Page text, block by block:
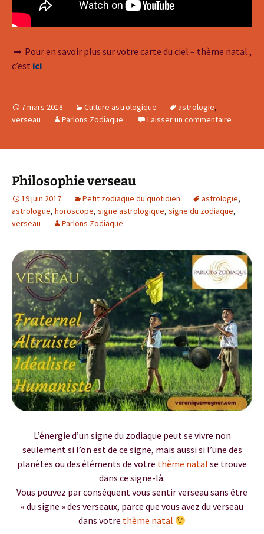
➡ Pour en savoir plus sur votre carte du ciel – thème natal ,
c’est ici
7 mars 2018 Culture astrologique astrologie,
verseau
Parlons Zodiaque Laisser un commentaire
Philosophie verseau
19 juin 2017 Petit zodiaque du quotidien astrologie,
astrologue, horoscope, signe astrologique, signe du zodiaque,
verseau
Parlons Zodiaque
L’énergie d’un signe du zodiaque peut se vivre non
seulement si l’on est de ce signe, mais aussi si l’une des
planètes ou des éléments de votre thème natal se trouve
dans ce signe-là.
Vous pouvez par conséquent vous sentir verseau sans être
« du signe » des verseaux, parce que vous avez du verseau
dans votre thème natal